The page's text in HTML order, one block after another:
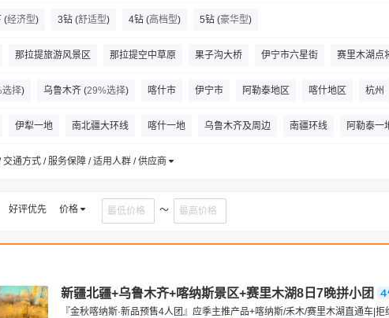
(经济型) 3钻 (舒适型) 4钻 (高档型) 5钻 (豪华型)
那拉提旅游风景区 那拉提空中草原 果子沟大桥 伊宁市六星街 赛里木湖点
红山公园 喀什古城 月亮湾 库尔德宁景区 独库公路纪念碑 卧龙湾
选择) 乌鲁木齐 (29%选择) 喀什市 伊宁市 阿勒泰地区 喀什地区 杭州
阿克苏市 伊宁县 巴音郭楞 塔城市 昌吉回族自治州 奇台 和田
伊犁一地 南北疆大环线 喀什一地 乌鲁木齐及周边 南疆环线 阿勒泰一
交通方式 / 服务保障 / 适用人群 / 供应商
好评优先 价格 ～
新疆北疆+乌鲁木齐+喀纳斯景区+赛里木湖8日7晚拼小团
『金秋喀纳斯·新品预售4人团』应季主推产品+喀纳斯/禾木/赛里木湖直通车|拒